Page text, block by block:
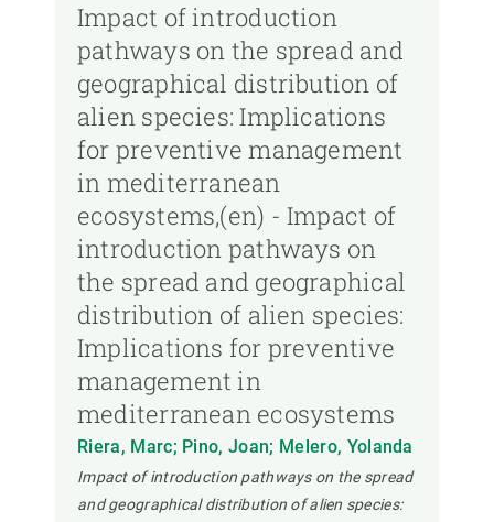
Impact of introduction
pathways on the spread and
geographical distribution of
alien species: Implications
for preventive management
in mediterranean
ecosystems,(en) - Impact of
introduction pathways on
the spread and geographical
distribution of alien species:
Implications for preventive
management in
mediterranean ecosystems
Riera, Marc; Pino, Joan; Melero, Yolanda
Impact of introduction pathways on the spread
and geographical distribution of alien species: